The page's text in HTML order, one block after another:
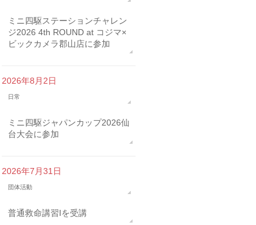
ミニ四駆ステーションチャレン
ジ2026 4th ROUND at コジマ×
ビックカメラ郡山店に参加
2026年8月2日
日常
ミニ四駆ジャパンカップ2026仙
台大会に参加
2026年7月31日
団体活動
普通救命講習Iを受講